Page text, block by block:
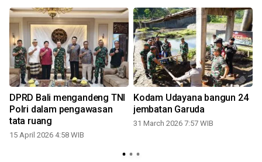
DPRD Bali mengandeng TNI
Polri dalam pengawasan
tata ruang
15 April 2026 4:58 WIB
Kodam Udayana bangun 24
jembatan Garuda
31 March 2026 7:57 WIB